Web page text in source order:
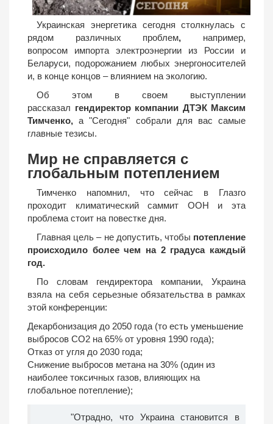
Украинская энергетика сегодня столкнулась с
рядом различных проблем, например,
вопросом импорта электроэнергии из России и
Беларуси, подорожанием любых энергоносителей
и, в конце концов – влиянием на экологию.
Об этом в своем выступлении
рассказал гендиректор компании ДТЭК Максим
Тимченко, а "Сегодня" собрали для вас самые
главные тезисы.
Мир не справляется с
глобальным потеплением
Тимченко напомнил, что сейчас в Глазго
проходит климатический саммит ООН и эта
проблема стоит на повестке дня.
Главная цель – не допустить, чтобы потепление
происходило более чем на 2 градуса каждый
год.
По словам гендиректора компании, Украина
взяла на себя серьезные обязательства в рамках
этой конференции:
Декарбонизация до 2050 года (то есть уменьшение
выбросов СО2 на 65% от уровня 1990 года);
Отказ от угля до 2030 года;
Снижение выбросов метана на 30% (один из
наиболее токсичных газов, влияющих на
глобальное потепление);
"Отрадно, что Украина становится в